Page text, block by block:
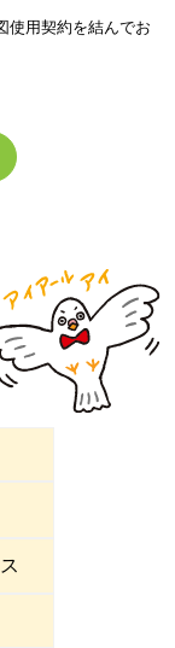
使用契約を結んでお